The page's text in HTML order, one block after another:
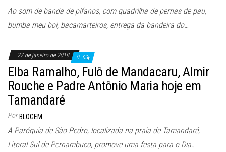
Ao som de banda de pífanos, com quadrilha de pernas de pau,
bumba meu boi, bacamarteiros, entrega da bandeira do…
27 de janeiro de 2018 0
Elba Ramalho, Fulô de Mandacaru, Almir
Rouche e Padre Antônio Maria hoje em
Tamandaré
Por BLOGEM
A Paróquia de São Pedro, localizada na praia de Tamandaré,
Litoral Sul de Pernambuco, promove uma festa para o Dia…